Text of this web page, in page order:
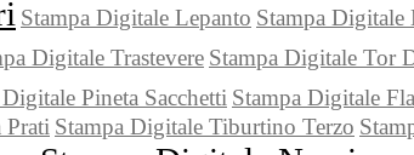
Stampa Digitale Lepanto Stampa Digitale
Digitale Trastevere Stampa Digitale Tor
Pineta Sacchetti Stampa Digitale
Prati Stampa Digitale Tiburtino Terzo